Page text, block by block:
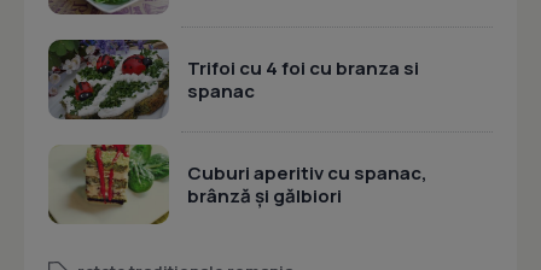
Trifoi cu 4 foi cu branza si
spanac
Cuburi aperitiv cu spanac,
brânză și gălbiori